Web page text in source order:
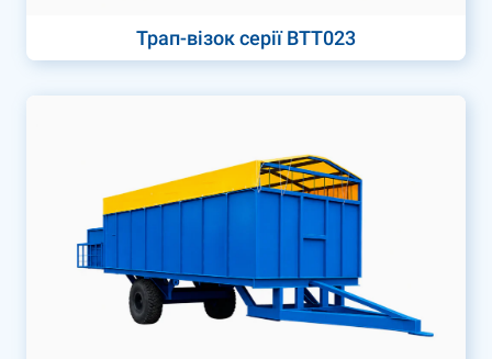
Трап-візок серії ВТТ023